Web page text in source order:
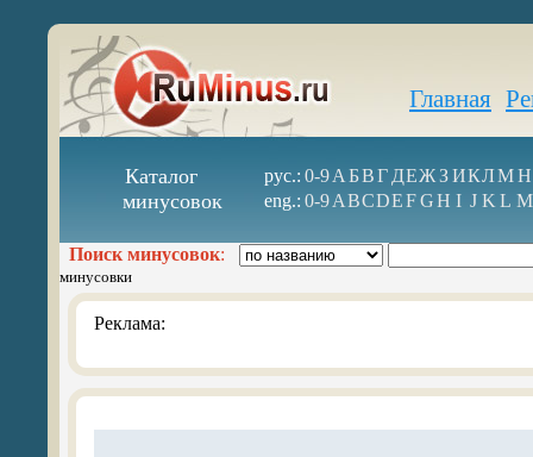
Главная
Каталог
минусовок
рус.: 0-9А БВГ ДЕЖ З ИКЛМН
eng.: 0-9ABCDEFGH I J K L M
Поиск минусовок:
минусовки
Реклама: